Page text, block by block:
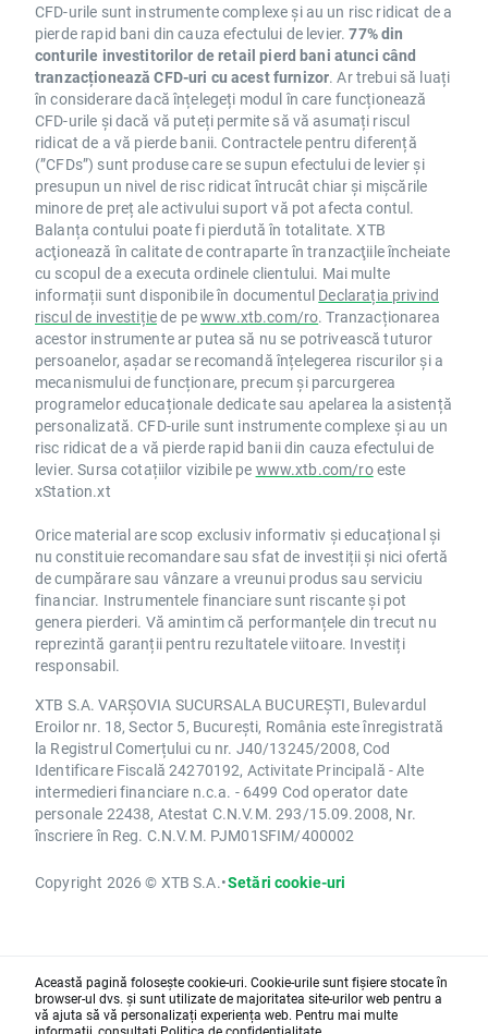
CFD-urile sunt instrumente complexe și au un risc ridicat de a
pierde rapid bani din cauza efectului de levier.77% din
conturile investitorilor de retail pierd bani atunci când
tranzacționează CFD-uri cu acest furnizor. Ar trebui să luați
în considerare dacă înțelegeți modul în care funcționează
CFD-urile și dacă vă puteți permite să vă asumați riscul
ridicat de a vă pierde banii. Contractele pentru diferență
(”CFDs”) sunt produse care se supun efectului de levier și
presupun un nivel de risc ridicat întrucât chiar și mișcările
minore de preț ale activului suport vă pot afecta contul.
Balanța contului poate fi pierdută în totalitate. XTB
acţionează în calitate de contraparte în tranzacţiile încheiate
cu scopul de a executa ordinele clientului. Mai multe
informații sunt disponibile în documentul Declarația privind
riscul de investițiede pewww.xtb.com/ro. Tranzacționarea
acestor instrumente ar putea să nu se potrivească tuturor
persoanelor, așadar se recomandă înțelegerea riscurilor și a
mecanismului de funcționare, precum și parcurgerea
programelor educaționale dedicate sau apelarea la asistență
personalizată. CFD-urile sunt instrumente complexe și au un
risc ridicat de a vă pierde rapid banii din cauza efectului de
levier. Sursa cotațiilor vizibile pe www.xtb.com/roeste
xStation.xt
Orice material are scop exclusiv informativ și educațional și
nu constituie recomandare sau sfat de investiții și nici ofertă
de cumpărare sau vânzare a vreunui produs sau serviciu
financiar. Instrumentele financiare sunt riscante și pot
genera pierderi. Vă amintim că performanțele din trecut nu
reprezintă garanții pentru rezultatele viitoare. Investiți
responsabil.
XTB S.A. VARȘOVIA SUCURSALA BUCUREȘTI, Bulevardul
Eroilor nr. 18, Sector 5, București, România este înregistrată
la Registrul Comerțului cu nr. J40/13245/2008, Cod
Identificare Fiscală 24270192, Activitate Principală - Alte
intermedieri financiare n.c.a. - 6499 Cod operator date
personale 22438, Atestat C.N.V.M. 293/15.09.2008, Nr.
înscriere în Reg. C.N.V.M. PJM01SFIM/400002
Copyright 2026 © XTB S.A.•Setări cookie-uri
Această pagină folosește cookie-uri. Cookie-urile sunt fișiere stocate în
browser-ul dvs. și sunt utilizate de majoritatea site-urilor web pentru a
vă ajuta să vă personalizați experiența web. Pentru mai multe